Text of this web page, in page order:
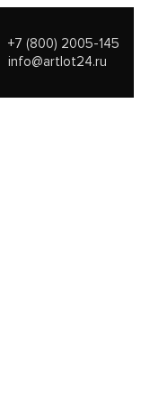
+7 (800) 2005-145
info@artlot24.ru